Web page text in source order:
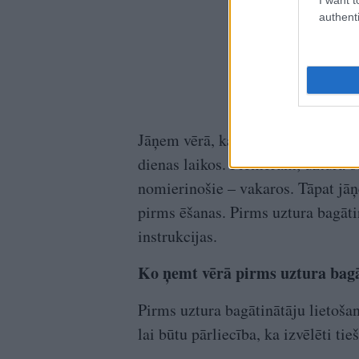
Jāņem vērā, ka, atkarībā no
dienas laikos. Piemēram, uztura
nomierinošie – vakaros. Tāpat
pirms ēšanas. Pirms uztura
instrukcijas.
Ko ņemt vērā pirms uztura
Pirms uztura bagātinātāju
lai būtu pārliecība, ka izvēlēti